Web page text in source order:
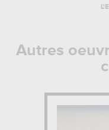
Autres